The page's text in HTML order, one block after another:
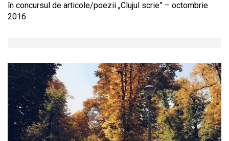
în concursul de articole/poezii „Clujul scrie” – octombrie
2016